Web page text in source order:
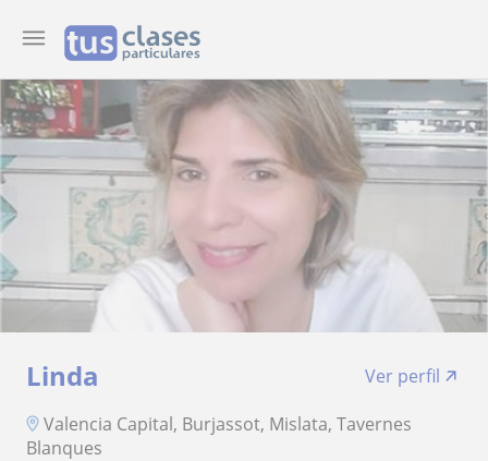
Linda
Ver perfil
Valencia Capital, Burjassot, Mislata, Tavernes
Blanques